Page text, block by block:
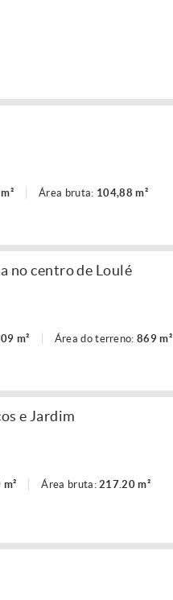
Área bruta: 104,88 m²
no centro de Loulé
m² Área do terreno:869 m²
e Jardim
Área bruta:217.20 m²